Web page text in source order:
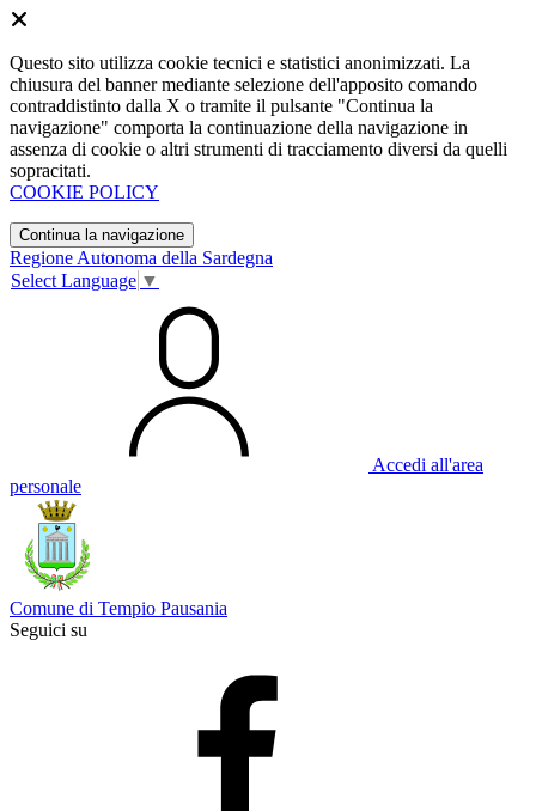
Questo sito utilizza cookie tecnici e statistici anonimizzati. La
chiusura del banner mediante selezione dell'apposito comando
contraddistinto dalla X o tramite il pulsante "Continua la
navigazione" comporta la continuazione della navigazione in
assenza di cookie o altri strumenti di tracciamento diversi da quelli
sopracitati.
COOKIE POLICY
Continua la navigazione
Regione Autonoma della Sardegna
Select Language ▼
Accedi all'area
personale
Comune di Tempio Pausania
Seguici su